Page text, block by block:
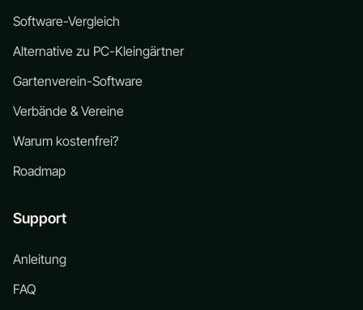
Software-Vergleich
Alternative zu PC-Kleingärtner
Gartenverein-Software
Verbände & Vereine
Warum kostenfrei?
Roadmap
Support
Anleitung
FAQ